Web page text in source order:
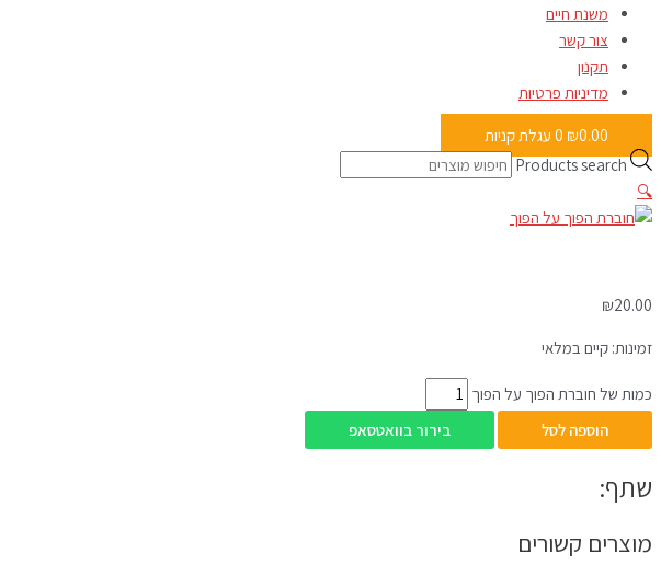
משנת חיים
צור קשר
תקנון
מדיניות פרטיות
₪0.00
0 עגלת קניות
Products search
🔍
₪20.00
זמינות: קיים במלאי
כמות של חוברת הפוך על הפוך
הוספה לסל
בירור בוואטסאפ
שתף:
מוצרים קשורים